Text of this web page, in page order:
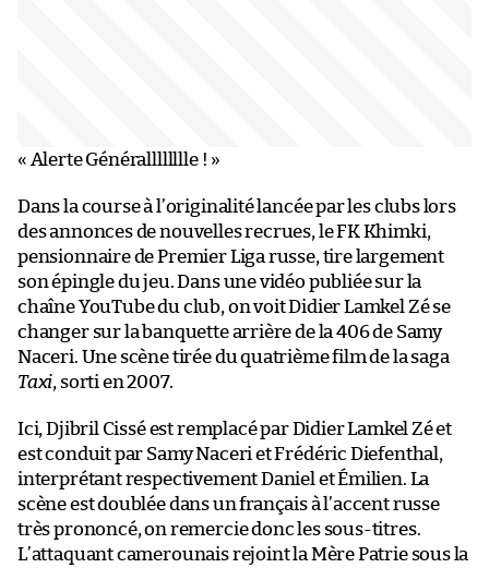
« Alerte Généralllllllle ! »
Dans la course à l’originalité lancée par les clubs lors
des annonces de nouvelles recrues, le FK Khimki,
pensionnaire de Premier Liga russe, tire largement
son épingle du jeu. Dans une vidéo publiée sur la
chaîne YouTube du club, on voit Didier Lamkel Zé se
changer sur la banquette arrière de la 406 de Samy
Naceri. Une scène tirée du quatrième film de la saga
Taxi, sorti en 2007.
Ici, Djibril Cissé est remplacé par Didier Lamkel Zé et
est conduit par Samy Naceri et Frédéric Diefenthal,
interprétant respectivement Daniel et Émilien. La
scène est doublée dans un français à l’accent russe
très prononcé, on remercie donc les sous-titres.
L’attaquant camerounais rejoint la Mère Patrie sous la